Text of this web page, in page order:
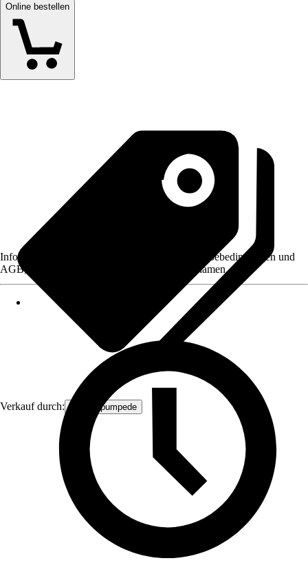
Online bestellen
Verkauf durch: Wasserpumpede
Informationen des Verkäufers, wie z. B. Rückgabebedingungen und
AGB, finden Sie bei Klick auf den Verkäufernamen.